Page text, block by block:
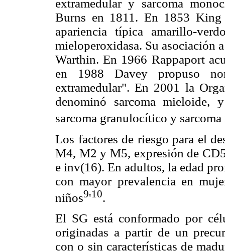
extramedular y sarcoma
Burns en 1811. En 1853
apariencia típica amarillo-
mieloperoxidasa. Su asociación
Warthin. En 1966 Rappaport
en 1988 Davey propuso
extramedular". En 2001 la
denominó sarcoma mieloide,
sarcoma granulocítico y
Los factores de riesgo para el
M4, M2 y M5, expresión de
e inv(16). En adultos, la edad
con mayor prevalencia en
niños9'10.
El SG está conformado por
originadas a partir de un
con o sin características de